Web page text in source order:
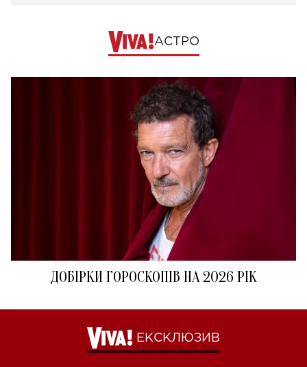
АСТРО
ДОБІРКИ ГОРОСКОПІВ НА 2026 РІК
ЕКСКЛЮЗИВ